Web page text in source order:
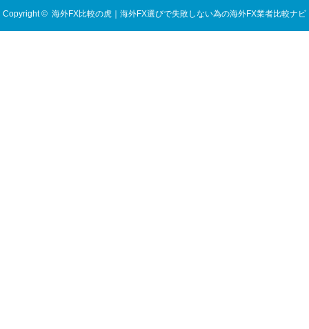
Copyright © 海外FX比較の虎｜海外FX選びで失敗しない為の海外FX業者比較ナビ